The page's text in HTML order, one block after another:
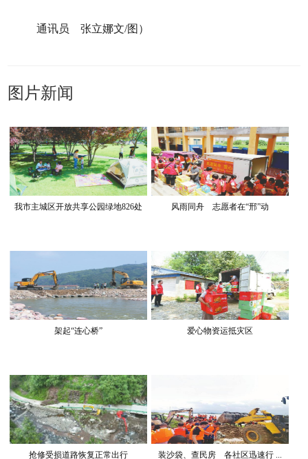
通讯员 张立娜文/图）
图片新闻
我市主城区开放共享公园绿地826处 风雨同舟 志愿者在“邢”动
架起“连心桥” 爱心物资运抵灾区
抢修受损道路恢复正常出行 装沙袋、查民房 各社区迅速行 ...